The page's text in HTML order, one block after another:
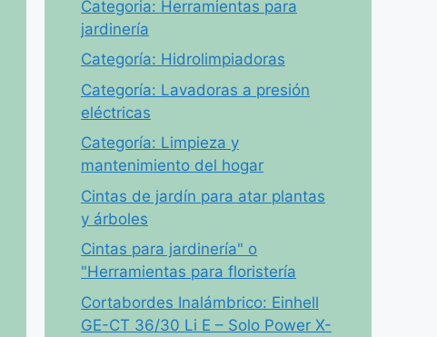
Categoria: Herramientas para
jardinería
Categoría: Hidrolimpiadoras
Categoría: Lavadoras a presión
eléctricas
Categoría: Limpieza y
mantenimiento del hogar
Cintas de jardín para atar plantas
y árboles
Cintas para jardinería" o
"Herramientas para floristería
Cortabordes Inalámbrico: Einhell
GE-CT 36/30 Li E – Solo Power X-